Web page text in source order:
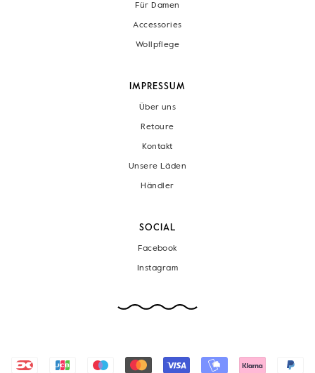
Für Damen
Accessories
Wollpflege
IMPRESSUM
Über uns
Retoure
Kontakt
Unsere Läden
Händler
SOCIAL
Facebook
Instagram